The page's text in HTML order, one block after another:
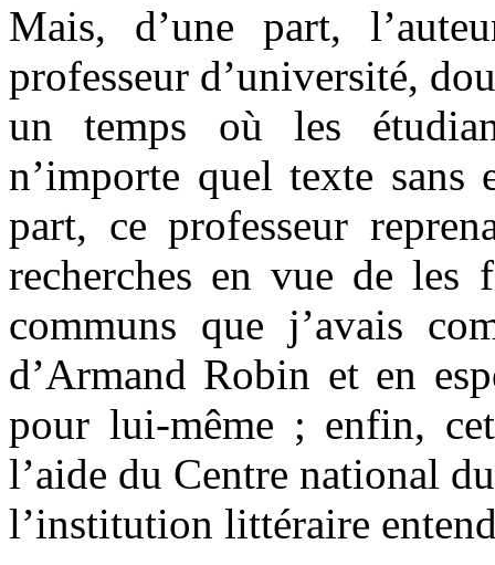
Mais, d’une part,
professeur d’université,
un temps où les
n’importe quel texte sans
part, ce professeur
recherches en vue de les
communs que j’avais
d’Armand Robin et en
pour lui-même ; enfin,
l’aide du Centre national
l’institution littéraire